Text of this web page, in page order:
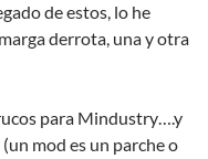
de estos, lo he
derrota, una y otra
para Mindustry….y
mod es un parche o